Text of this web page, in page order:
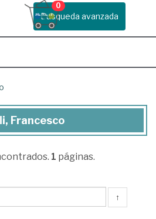
Busqueda avanzada
0
Francesco
1 páginas.
↑